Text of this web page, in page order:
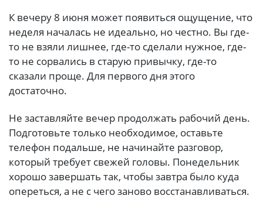
К вечеру 8 июня может появиться ощущение, что
неделя началась не идеально, но честно. Вы где-
то не взяли лишнее, где-то сделали нужное, где-
то не сорвались в старую привычку, где-то
сказали проще. Для первого дня этого
достаточно.
Не заставляйте вечер продолжать рабочий день.
Подготовьте только необходимое, оставьте
телефон подальше, не начинайте разговор,
который требует свежей головы. Понедельник
хорошо завершать так, чтобы завтра было куда
опереться, а не с чего заново восстанавливаться.